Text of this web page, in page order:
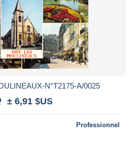
N°T2175-A/0025
± 6,91 $US
Professionnel